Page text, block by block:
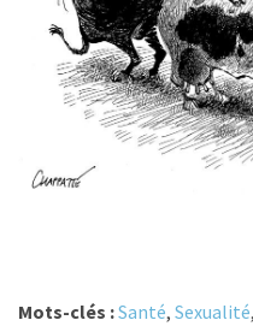
Mots-clés :Santé, Sexualité,